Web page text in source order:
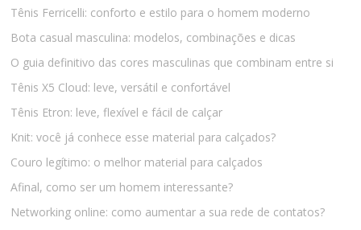
Tênis Ferricelli: conforto e estilo para o homem moderno
Bota casual masculina: modelos, combinações e dicas
O guia definitivo das cores masculinas que combinam entre si
Tênis X5 Cloud: leve, versátil e confortável
Tênis Etron: leve, flexível e fácil de calçar
Knit: você já conhece esse material para calçados?
Couro legítimo: o melhor material para calçados
Afinal, como ser um homem interessante?
Networking online: como aumentar a sua rede de contatos?